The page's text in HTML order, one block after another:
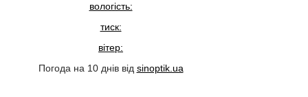
вологість:
тиск:
вітер:
Погода на 10 днів від sinoptik.ua